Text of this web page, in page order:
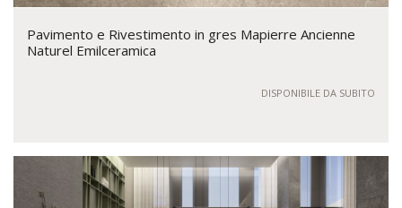
Pavimento e Rivestimento in gres Mapierre Ancienne
Naturel Emilceramica
DISPONIBILE DA SUBITO